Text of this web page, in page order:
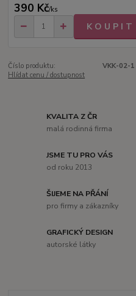
390 Kč/ks
K O U P I T
Číslo produktu:
VKK-02-1
Hlídat cenu / dostupnost
KVALITA Z ČR
malá rodinná firma
JSME TU PRO VÁS
od roku 2013
ŠIJEME NA PŘÁNÍ
pro firmy a zákazníky
GRAFICKÝ DESIGN
autorské látky